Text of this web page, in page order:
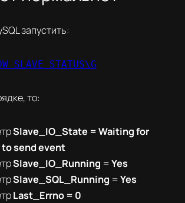
запустить:
SLAVE STATUS\G
то:
Slave_IO_State = Waiting for
send event
Slave_IO_Running =Yes
Slave_SQL_Running =Yes
Last_Errno = 0